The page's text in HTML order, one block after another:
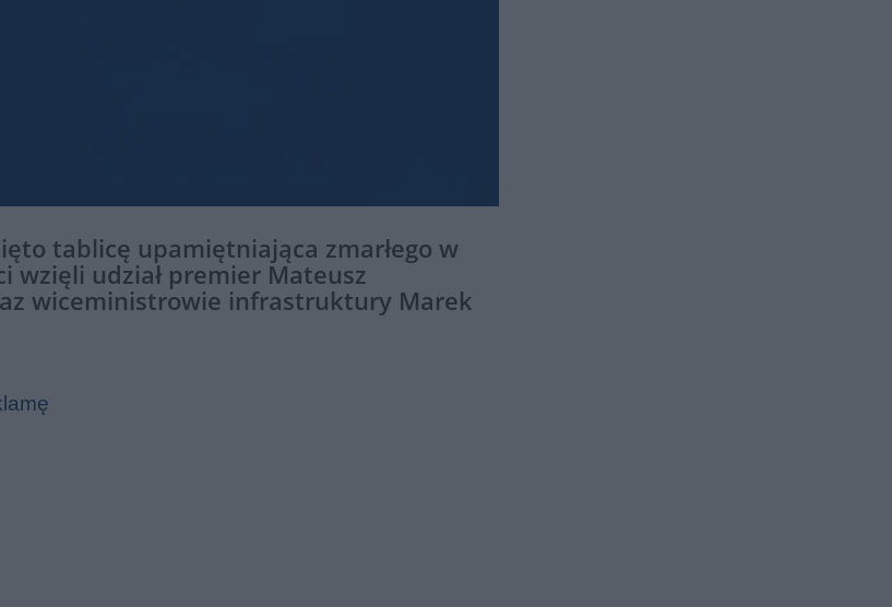
tablicę upamiętniająca zmarłego w
wzięli udział premier Mateusz
wiceministrowie infrastruktury Marek